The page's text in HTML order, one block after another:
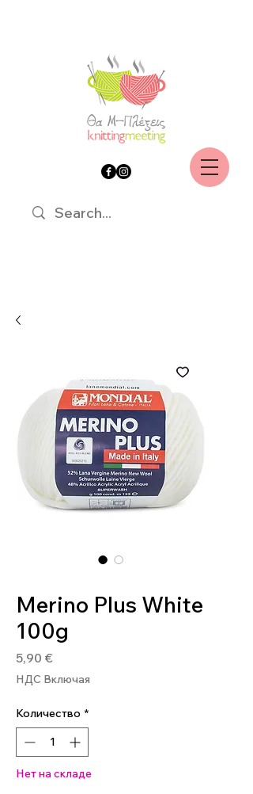
Merino Plus White
100g
5,90 €
НДС Включая
Количество *
Нет на складе